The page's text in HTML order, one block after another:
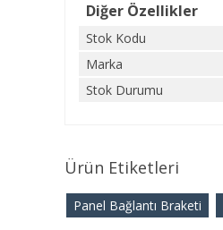
Diğer Özellikler
Stok Kodu
Marka
Stok Durumu
Ürün Etiketleri
Panel Bağlantı Braketi